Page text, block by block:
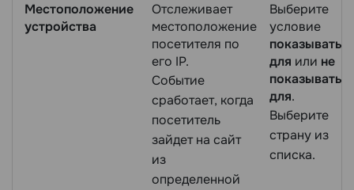
Местоположение
устройства
Отслеживает
местоположение
посетителя по
его IP.
Событие
сработает, когда
посетитель
зайдет на сайт
из
определенной
Выберите
условие
показывать
для или не
показывать
для.
Выберите
страну из
списка.